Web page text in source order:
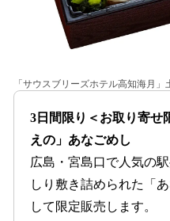
「サウスブリーズホテル高知海月
3日間限り＜お取り寄
えの」あなごめし
広島・宮島口で人気の
しり敷き詰められた「
して限定販売します。